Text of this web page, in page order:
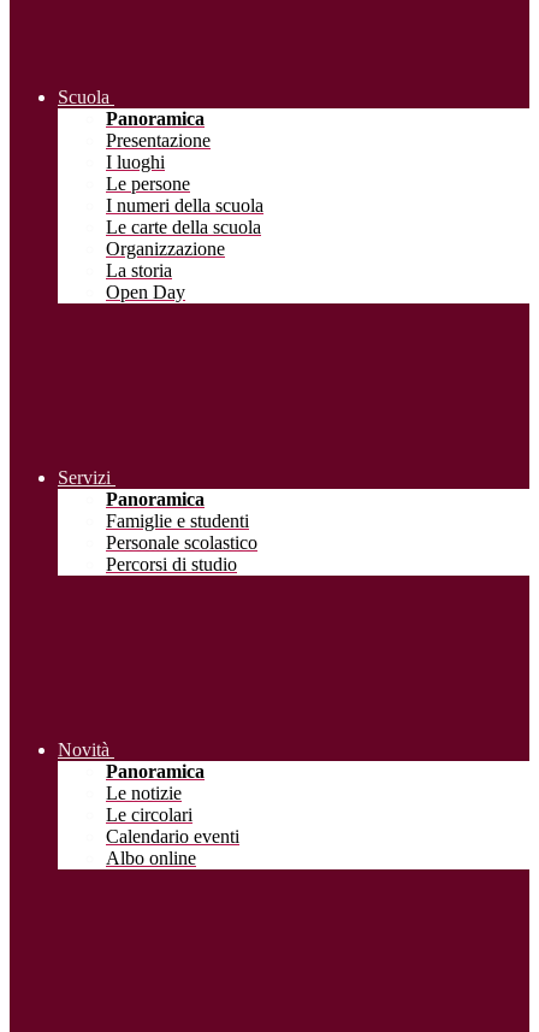
Scuola
Panoramica
Presentazione
I luoghi
Le persone
I numeri della scuola
Le carte della scuola
Organizzazione
La storia
Open Day
Servizi
Panoramica
Famiglie e studenti
Personale scolastico
Percorsi di studio
Novità
Panoramica
Le notizie
Le circolari
Calendario eventi
Albo online